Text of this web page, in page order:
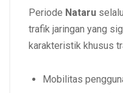
Periode Nataru
trafik jaringan yang
karakteristik khusus
Mobilitas